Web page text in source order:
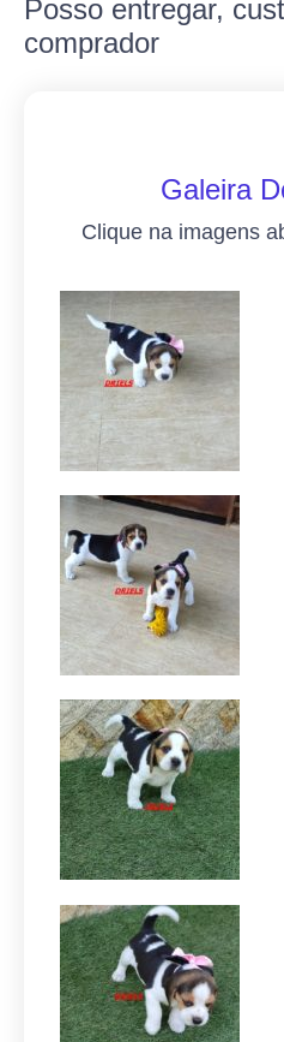
Posso entregar,
comprador
Galeira
Clique na imagens